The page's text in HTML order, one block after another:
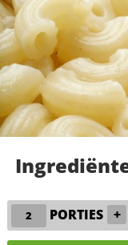
PORTIES +